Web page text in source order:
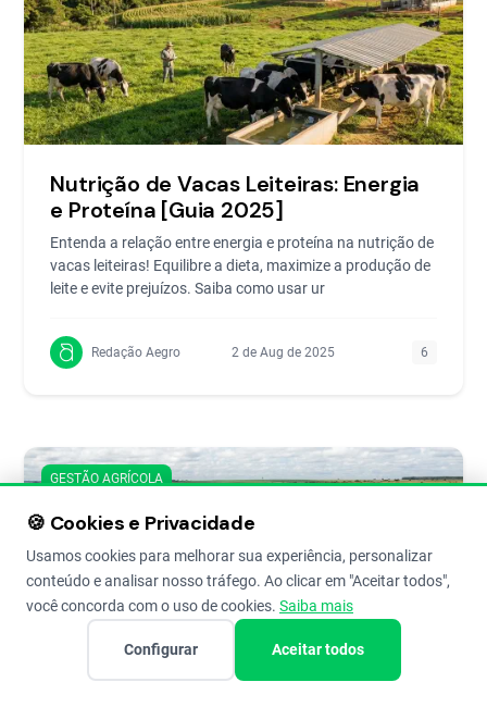
Nutrição de Vacas Leiteiras: Energia
e Proteína [Guia 2025]
Entenda a relação entre energia e proteína na nutrição de
vacas leiteiras! Equilibre a dieta, maximize a produção de
leite e evite prejuízos. Saiba como usar ur
Redação Aegro 2 de Aug de 2025 6
GESTÃO AGRÍCOLA
🍪 Cookies e Privacidade
Usamos cookies para melhorar sua experiência, personalizar
conteúdo e analisar nosso tráfego. Ao clicar em "Aceitar todos",
você concorda com o uso de cookies. Saiba mais
Configurar Aceitar todos